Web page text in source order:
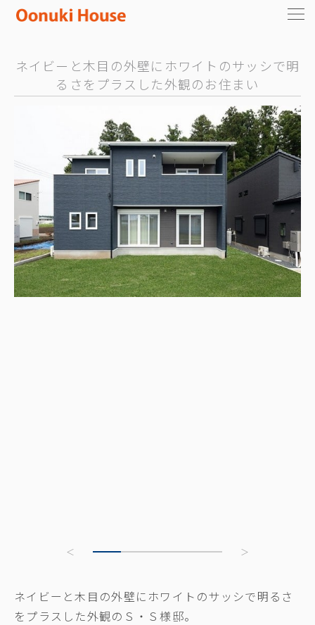
ネイビーと木目の外壁にホワイトのサッシで明
るさをプラスした外観のお住まい
ネイビーと木目の外壁にホワイトのサッシで明るさ
をプラスした外観のＳ・Ｓ様邸。